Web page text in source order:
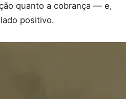
quanto a cobrança — e,
positivo.